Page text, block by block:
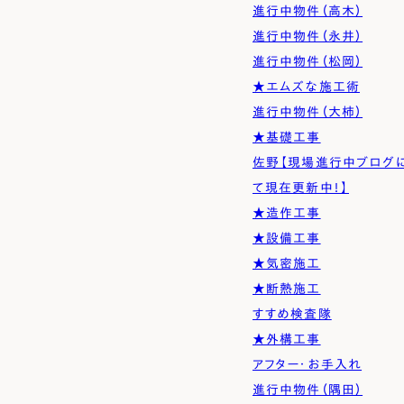
進行中物件（高木）
進行中物件（永井）
進行中物件（松岡）
★エムズな施工術
進行中物件（大柿）
★基礎工事
佐野【現場進行中ブログ
て現在更新中！】
★造作工事
★設備工事
★気密施工
★断熱施工
すすめ検査隊
★外構工事
アフター・お手入れ
進行中物件（隅田）